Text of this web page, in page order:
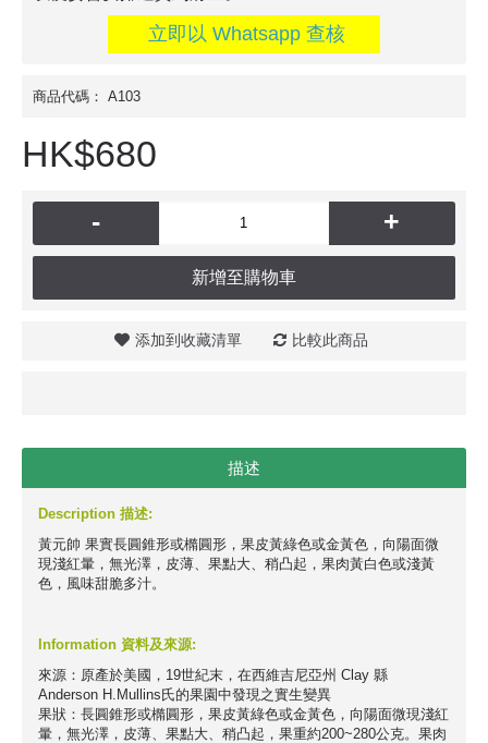
立即以 Whatsapp 查核
商品代碼： A103
HK$680
- +
新增至購物車
添加到收藏清單 比較此商品
描述
Description 描述:
黃元帥 果實長圓錐形或橢圓形，果皮黃綠色或金黃色，向陽面微
現淺紅暈，無光澤，皮薄、果點大、稍凸起，果肉黃白色或淺黃
色，風味甜脆多汁。
Information 資料及來源:
來源：原產於美國，19世紀末，在西維吉尼亞州 Clay 縣
Anderson H.Mullins氏的果園中發現之實生變異
果狀：長圓錐形或橢圓形，果皮黃綠色或金黃色，向陽面微現淺紅
暈，無光澤，皮薄、果點大、稍凸起，果重約200~280公克。果肉